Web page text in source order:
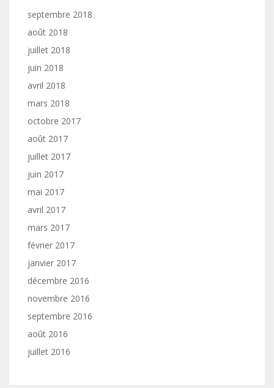
septembre 2018
août 2018
juillet 2018
juin 2018
avril 2018
mars 2018
octobre 2017
août 2017
juillet 2017
juin 2017
mai 2017
avril 2017
mars 2017
février 2017
janvier 2017
décembre 2016
novembre 2016
septembre 2016
août 2016
juillet 2016